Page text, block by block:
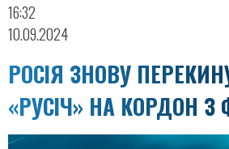
16:32
10.09.2024
РОСІЯ ЗНОВУ
«РУСІЧ» НА КОРДОН